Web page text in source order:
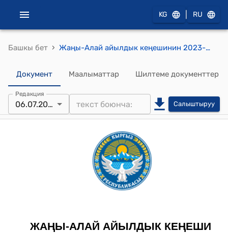
KG RU
Башкы бет › Жаңы-Алай айылдык кеңешинин 2023-жылдын 6-июлу № 30/2 "Жаңы-Алай айыл өкмөтүнүн Жаңы-Алай айылындагы «Жаңы-Алай суу пайдалануучулар» МИсынын 2023-жылга карата бюджетин бекитүү жөнүндө" токтому
Документ Маалыматтар Шилтеме документтер
Редакция
06.07.2023 Салыштыруу